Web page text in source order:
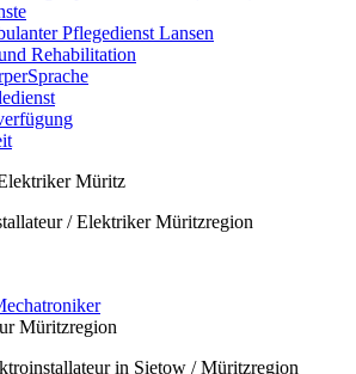
Pflegedienst Lansen
Rehabilitation
/ Elektriker Müritzregion
Müritzregion
in Sietow / Müritzregion